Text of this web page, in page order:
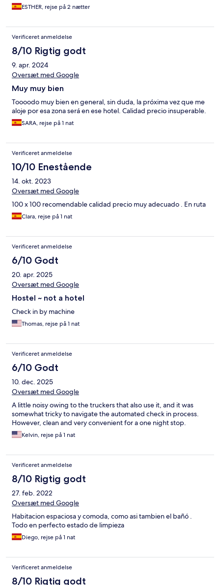
ESTHER, rejse på 2 nætter
Verificeret anmeldelse
8/10 Rigtig godt
9. apr. 2024
Oversæt med Google
Muy muy bien
Toooodo muy bien en general, sin duda, la próxima vez que me
aloje por esa zona será en ese hotel. Calidad precio insuperable.
SARA, rejse på 1 nat
Verificeret anmeldelse
10/10 Enestående
14. okt. 2023
Oversæt med Google
100 x 100 recomendable calidad precio muy adecuado . En ruta
Clara, rejse på 1 nat
Verificeret anmeldelse
6/10 Godt
20. apr. 2025
Oversæt med Google
Hostel ~ not a hotel
Check in by machine
Thomas, rejse på 1 nat
Verificeret anmeldelse
6/10 Godt
10. dec. 2025
Oversæt med Google
A little noisy owing to the truckers that also use it, and it was
somewhat tricky to navigate the automated check in process.
However, clean and very convenient for a one night stop.
Kelvin, rejse på 1 nat
Verificeret anmeldelse
8/10 Rigtig godt
27. feb. 2022
Oversæt med Google
Habitacion espaciosa y comoda, como asi tambien el bañó .
Todo en perfecto estado de limpieza
Diego, rejse på 1 nat
Verificeret anmeldelse
8/10 Rigtig godt